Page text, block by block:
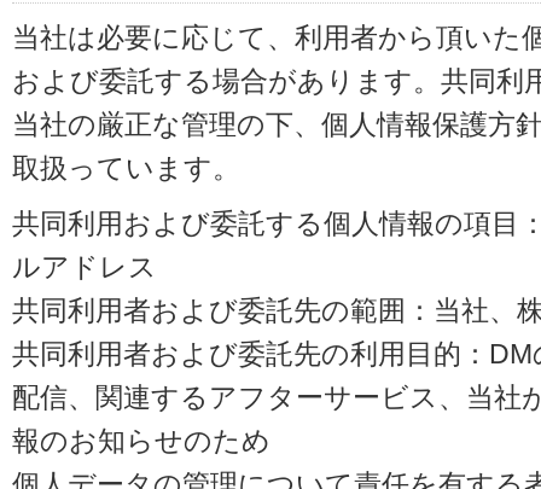
当社は必要に応じて、利用者から頂いた
および委託する場合があります。共同利
当社の厳正な管理の下、個人情報保護方
取扱っています。
共同利用および委託する個人情報の項目
ルアドレス
共同利用者および委託先の範囲：当社、
共同利用者および委託先の利用目的：
配信、関連するアフターサービス、当社
報のお知らせのため